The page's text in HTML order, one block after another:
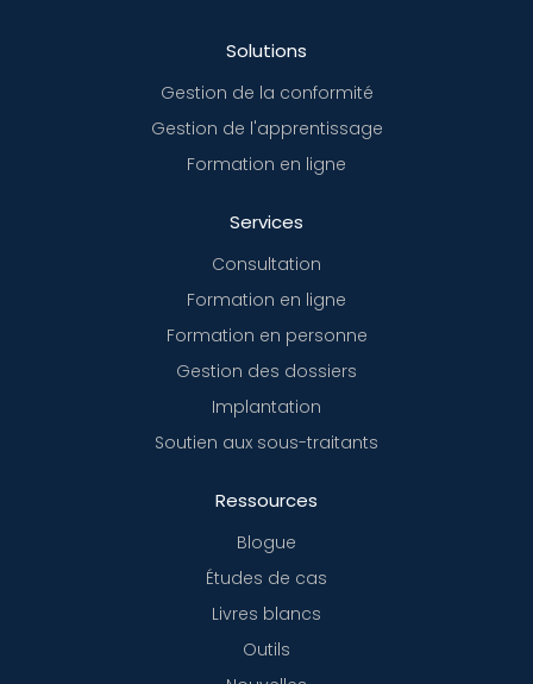
Solutions
Gestion de la conformité
Gestion de l'apprentissage
Formation en ligne
Services
Consultation
Formation en ligne
Formation en personne
Gestion des dossiers
Implantation
Soutien aux sous-traitants
Ressources
Blogue
Études de cas
Livres blancs
Outils